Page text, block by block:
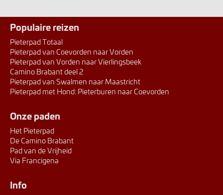
Populaire reizen
Pieterpad Totaal
Pieterpad van Coevorden naar Vorden
Pieterpad van Vorden naar Vierlingsbeek
Camino Brabant deel 2
Pieterpad van Swalmen naar Maastricht
Pieterpad met Hond: Pieterburen naar Coevorden
Onze paden
Het Pieterpad
De Camino Brabant
Pad van de Vrijheid
Via Francigena
Info